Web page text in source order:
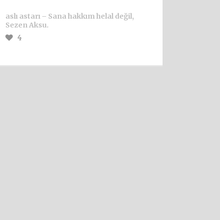
aslı astarı – Sana hakkım helal değil,
Sezen Aksu.
4